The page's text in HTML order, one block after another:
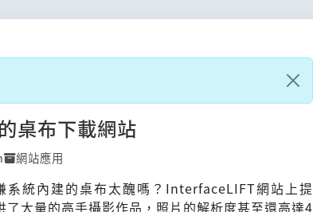
桌布下載網站
網站應用
系統內建的桌布太醜嗎？InterfaceLIFT網站上提
了大量的高手攝影作品，照片的解析度甚至還高達4